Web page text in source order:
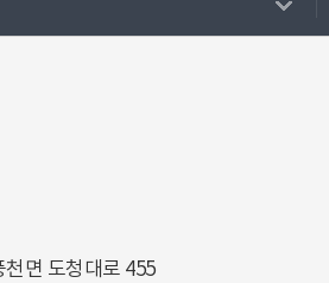
면 도청대로 455